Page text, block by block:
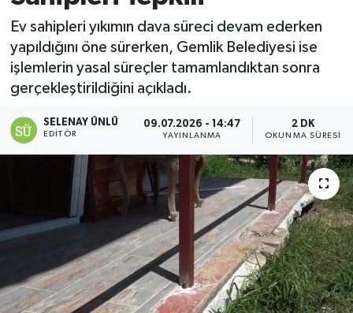
Ev sahipleri yıkımın dava süreci devam ederken
yapıldığını öne sürerken, Gemlik Belediyesi ise
işlemlerin yasal süreçler tamamlandıktan sonra
gerçekleştirildiğini açıkladı.
SELENAY ÜNLÜ
EDITÖR
09.07.2026 - 14:47
YAYINLANMA
2 DK
OKUNMA SÜRESI